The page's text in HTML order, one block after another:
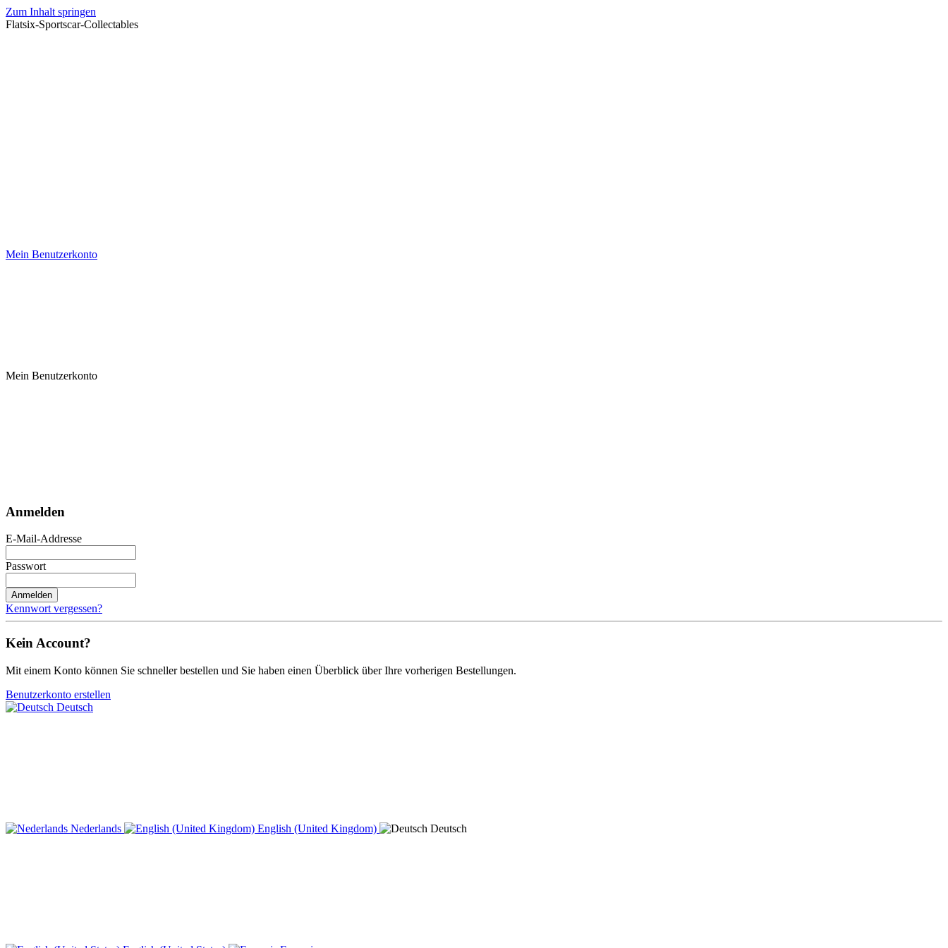
Zum Inhalt springen
Flatsix-Sportscar-Collectables
Mein Benutzerkonto
Mein Benutzerkonto
Anmelden
E-Mail-Addresse
Passwort
Anmelden
Kennwort vergessen?
Kein Account?
Mit einem Konto können Sie schneller bestellen und Sie haben einen Überblick über Ihre vorherigen Bestellungen.
Benutzerkonto erstellen
Deutsch
Nederlands English (United Kingdom) Deutsch